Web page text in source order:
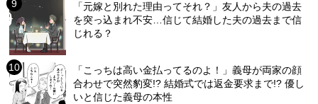
「元嫁と別れた理由ってそれ？」友人から夫の過去
を突っ込まれ不安…信じて結婚した夫の過去まで信
じれる？
「こっちは高い金払ってるのよ！」義母が両家の顔
合わせで突然豹変!? 結婚式では返金要求まで!? 優し
いと信じた義母の本性